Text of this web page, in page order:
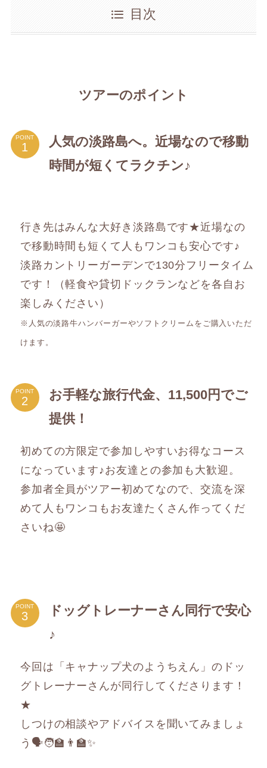
目次
ツアーのポイント
POINT
人気の淡路島へ。近場なので移動
時間が短くてラクチン♪
行き先はみんな大好き淡路島です★近場なの
で移動時間も短くて人もワンコも安心です♪
淡路カントリーガーデンで130分フリータイム
です！（軽食や貸切ドックランなどを各自お
楽しみください）
※人気の淡路牛ハンバーガーやソフトクリームをご購入いただ
けます。
POINT
お手軽な旅行代金、11,500円でご
提供！
初めての方限定で参加しやすいお得なコース
になっています♪お友達との参加も大歓迎。
参加者全員がツアー初めてなので、交流を深
めて人もワンコもお友達たくさん作ってくだ
さいね🤩
POINT
ドッグトレーナーさん同行で安心
♪
今回は「キャナップ犬のようちえん」のドッ
グトレーナーさんが同行してくださります！
★
しつけの相談やアドバイスを聞いてみましょ
う🗣️🧑‍🏫👨‍🏫✨